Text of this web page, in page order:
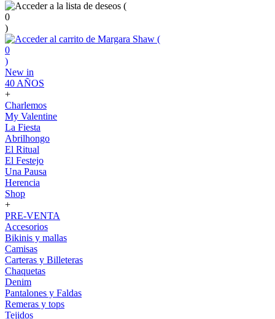
(
0
)
(
0
)
New in
40 AÑOS
+
Charlemos
My Valentine
La Fiesta
Abrilhongo
El Ritual
El Festejo
Una Pausa
Herencia
Shop
+
PRE-VENTA
Accesorios
Bikinis y mallas
Camisas
Carteras y Billeteras
Chaquetas
Denim
Pantalones y Faldas
Remeras y tops
Tejidos